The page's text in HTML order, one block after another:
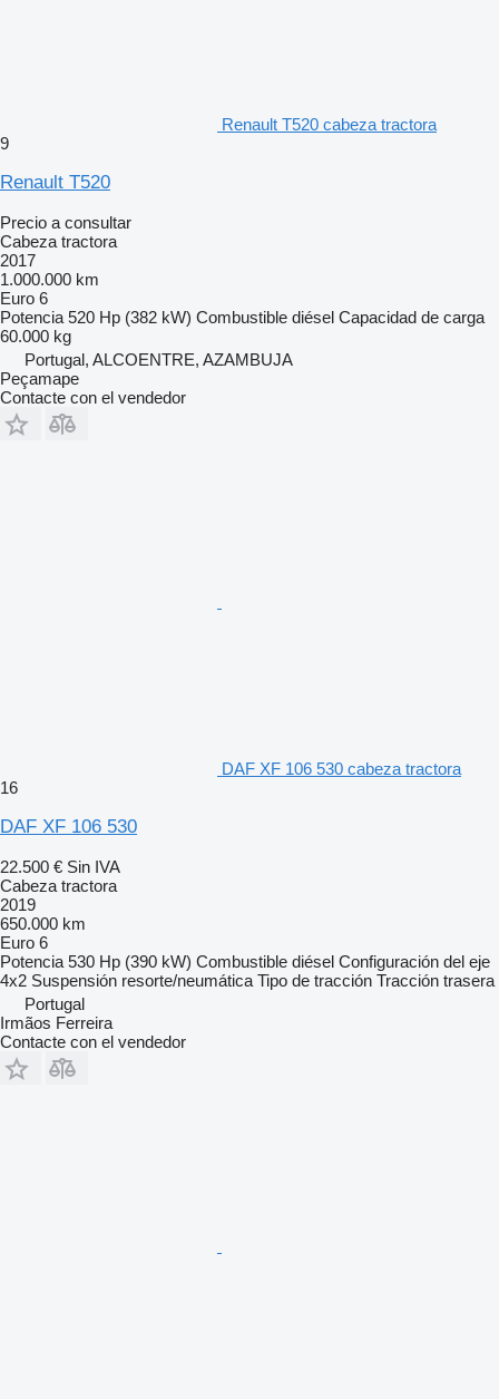
Renault T520 cabeza tractora
9
Renault T520
Precio a consultar
Cabeza tractora
2017
1.000.000 km
Euro 6
Potencia 520 Hp (382 kW) Combustible diésel Capacidad de carga
60.000 kg
Portugal, ALCOENTRE, AZAMBUJA
Peçamape
Contacte con el vendedor
DAF XF 106 530 cabeza tractora
16
DAF XF 106 530
22.500 € Sin IVA
Cabeza tractora
2019
650.000 km
Euro 6
Potencia 530 Hp (390 kW) Combustible diésel Configuración del eje
4x2 Suspensión resorte/neumática Tipo de tracción Tracción trasera
Portugal
Irmãos Ferreira
Contacte con el vendedor